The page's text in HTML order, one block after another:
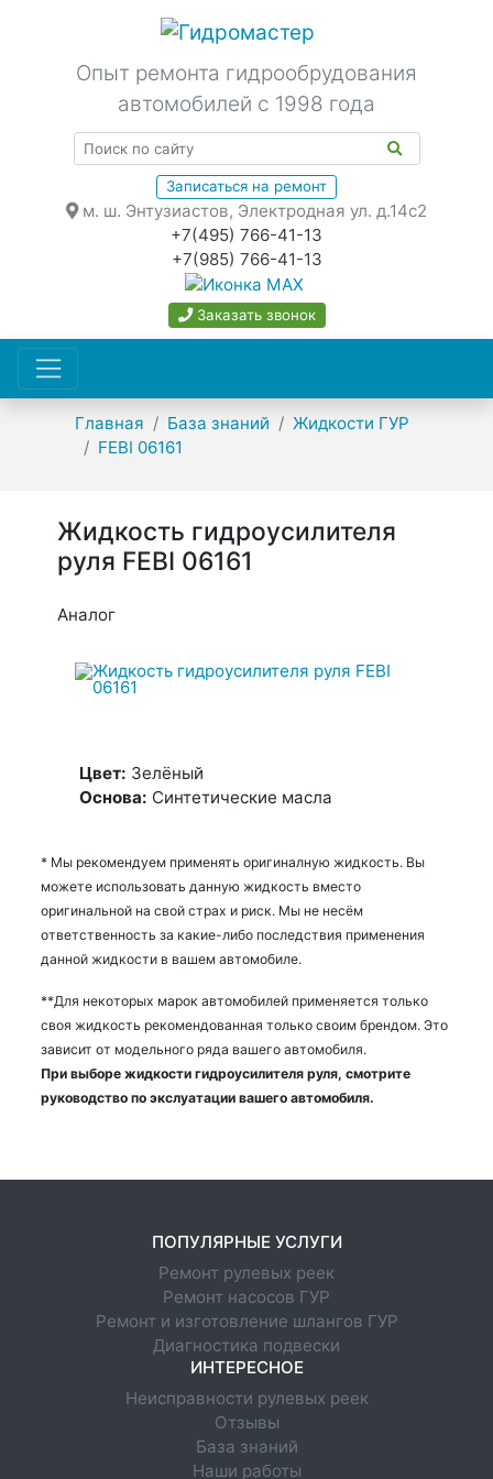
Опыт ремонта гидрообрудования
автомобилей с 1998 года
Записаться на ремонт
м. ш. Энтузиастов, Электродная ул. д.14с2
+7(495) 766-41-13
+7(985) 766-41-13
Заказать звонок
Главная База знаний
Жидкости ГУР
FEBI 06161
Жидкость гидроусилителя
руля FEBI 06161
Аналог
Цвет: Зелёный
Основа: Синтетические масла
* Мы рекомендуем применять оригиналную жидкость. Вы
можете использовать данную жидкость вместо
оригинальной на свой страх и риск. Мы не несём
ответственность за какие-либо последствия применения
данной жидкости в вашем автомобиле.
**Для некоторых марок автомобилей применяется только
своя жидкость рекомендованная только своим брендом. Это
зависит от модельного ряда вашего автомобиля.
При выборе жидкости гидроусилителя руля, смотрите
руководство по экслуатации вашего автомобиля.
ПОПУЛЯРНЫЕ УСЛУГИ
Ремонт рулевых реек
Ремонт насосов ГУР
Ремонт и изготовление шлангов ГУР
Диагностика подвески
ИНТЕРЕСНОЕ
Неисправности рулевых реек
Отзывы
База знаний
Наши работы